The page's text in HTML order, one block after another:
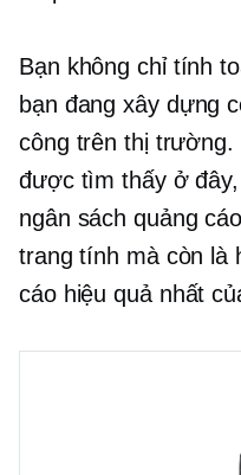
Bạn không chỉ tính
bạn đang xây dựng
công trên thị
được tìm thấy ở
ngân sách quảng
trang tính mà còn là
cáo hiệu quả nhất